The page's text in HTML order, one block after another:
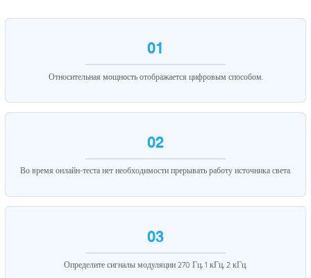
01
Относительная мощность отображается цифровым способом.
02
Во время онлайн-теста нет необходимости прерывать работу источника света.
03
Определите сигналы модуляции 270 Гц, 1 кГц, 2 кГц.